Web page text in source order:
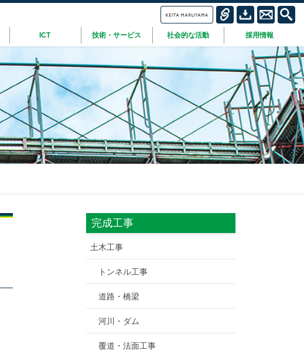
ICT 技術・サービス 社会的な活動 採用情報
完成工事
土木工事
トンネル工事
道路・橋梁
河川・ダム
覆道・法面工事